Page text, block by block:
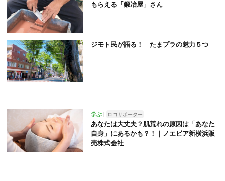
もらえる「鍛冶屋」さん
ジモト民が語る！ たまプラの魅力５つ
学ぶ ロコサポーター
あなたは大丈夫？肌荒れの原因は「あなた
自身」にあるかも？！｜ノエビア新横浜販
売株式会社